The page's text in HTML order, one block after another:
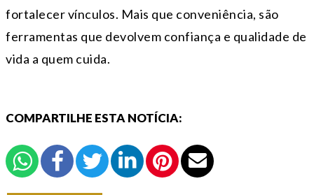
fortalecer vínculos. Mais que conveniência, são
ferramentas que devolvem confiança e qualidade de
vida a quem cuida.
COMPARTILHE ESTA NOTÍCIA: